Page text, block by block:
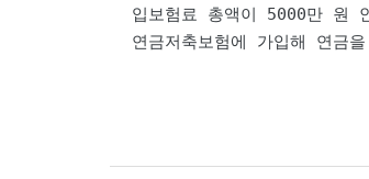
입보험료 총액이 5000만 원
연금저축보험에 가입해 연